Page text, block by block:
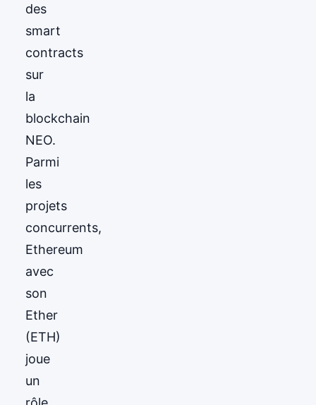
des
smart
contracts
sur
la
blockchain
NEO.
Parmi
les
projets
concurrents,
Ethereum
avec
son
Ether
(ETH)
joue
un